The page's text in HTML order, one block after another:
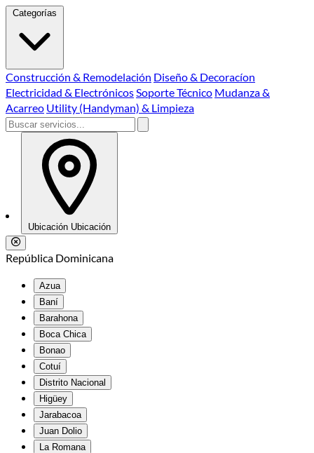
Categorías
Construcción & Remodelación Diseño & Decoracíon
Electricidad & ElectrónicosSoporte Técnico Mudanza &
Acarreo Utility (Handyman) & Limpieza
Ubicación Ubicación
República Dominicana
Azua
Baní
Barahona
Boca Chica
Bonao
Cotuí
Distrito Nacional
Higüey
Jarabacoa
Juan Dolio
La Romana